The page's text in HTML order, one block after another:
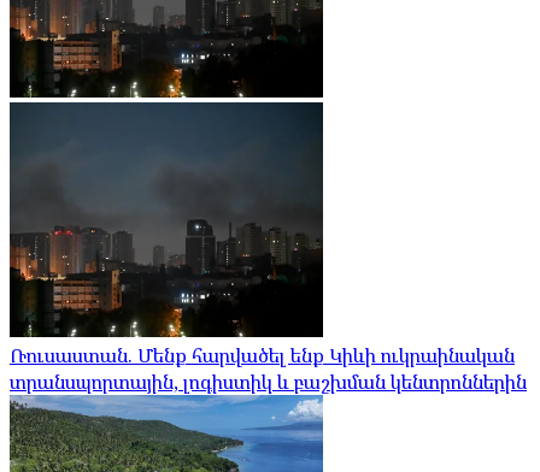
Ռուսաստան. Մենք հարվածել ենք Կիևի ուկրաինական
տրանսպորտային, լոգիստիկ և բաշխման կենտրոններին